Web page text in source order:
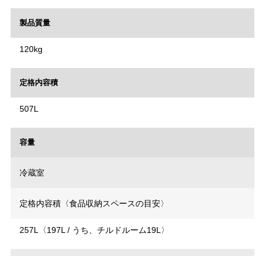
製品質量
120kg
定格内容積
507L
容量
冷蔵室
定格内容積〈食品収納スペースの目安〉
257L〈197L / うち、チルドルーム19L〉